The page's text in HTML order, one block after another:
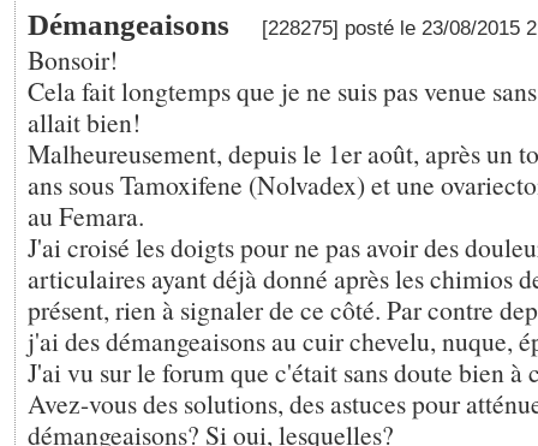
Démangeaisons [228275] posté le 23/08/2015
Bonsoir!
Cela fait longtemps que je ne suis pas venue
allait bien!
Malheureusement, depuis le 1er août, après un
ans sous Tamoxifene (Nolvadex) et une
au Femara.
J'ai croisé les doigts pour ne pas avoir des
articulaires ayant déjà donné après les chimios
présent, rien à signaler de ce côté. Par contre
j'ai des démangeaisons au cuir chevelu, nuque,
J'ai vu sur le forum que c'était sans doute bien à
Avez-vous des solutions, des astuces pour
démangeaisons? Si oui, lesquelles?